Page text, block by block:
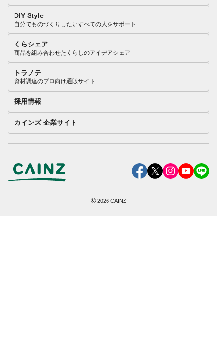
DIY Style
自分でものづくりしたいすべての人をサポート
くらシェア
商品を組み合わせたくらしのアイデアシェア
トラノテ
資材調達のプロ向け通販サイト
採用情報
カインズ 企業サイト
©2026 CAINZ